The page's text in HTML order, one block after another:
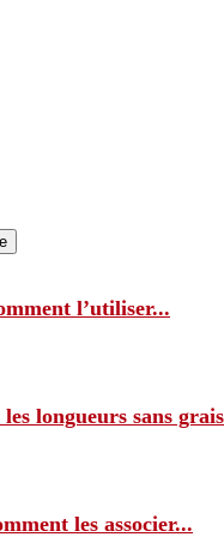
l’utiliser...
longueurs sans
les associer...